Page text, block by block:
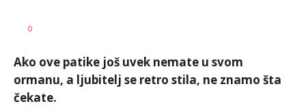
AUTOR
0
Ako ove patike još uvek nemate u svom
ormanu, a ljubitelj se retro stila, ne znamo šta
čekate.